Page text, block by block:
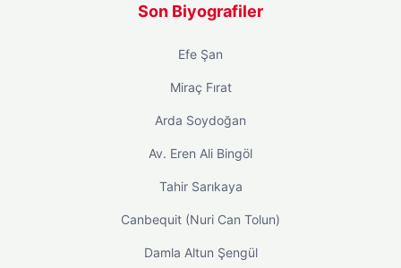
Son Biyografiler
Efe Şan
Miraç Fırat
Arda Soydoğan
Av. Eren Ali Bingöl
Tahir Sarıkaya
Canbequit (Nuri Can Tolun)
Damla Altun Şengül